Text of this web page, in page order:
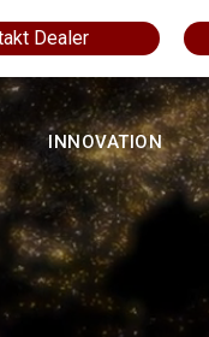
Dealer
INNOVATION